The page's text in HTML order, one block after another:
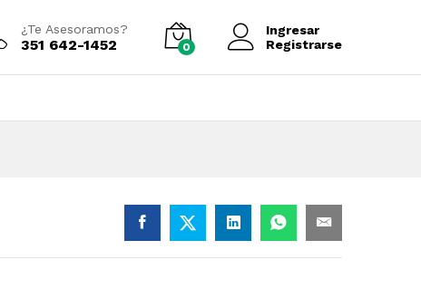
¿Te Asesoramos?
351 642-1452 0
Ingresar
Registrarse